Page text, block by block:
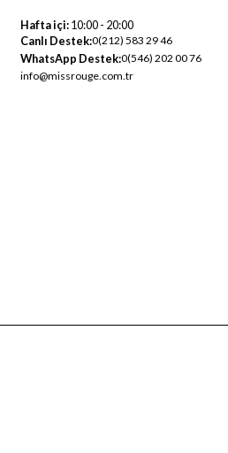
Hafta içi:10:00 - 20:00
Canlı Destek:0(212) 583 29 46
WhatsApp Destek:0(546) 202 00 76
info@missrouge.com.tr